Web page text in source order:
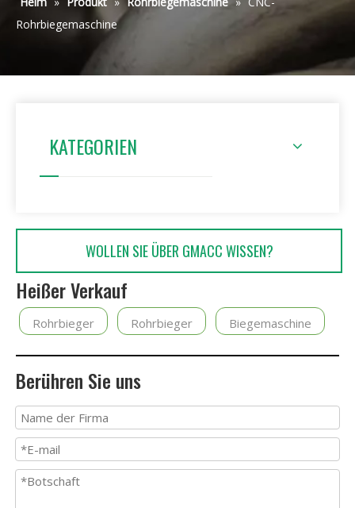
Rohrbiegemaschine
KATEGORIEN
WOLLEN SIE ÜBER GMACC WISSEN?
Heißer Verkauf
Rohrbieger Rohrbieger Biegemaschine
Berühren Sie uns